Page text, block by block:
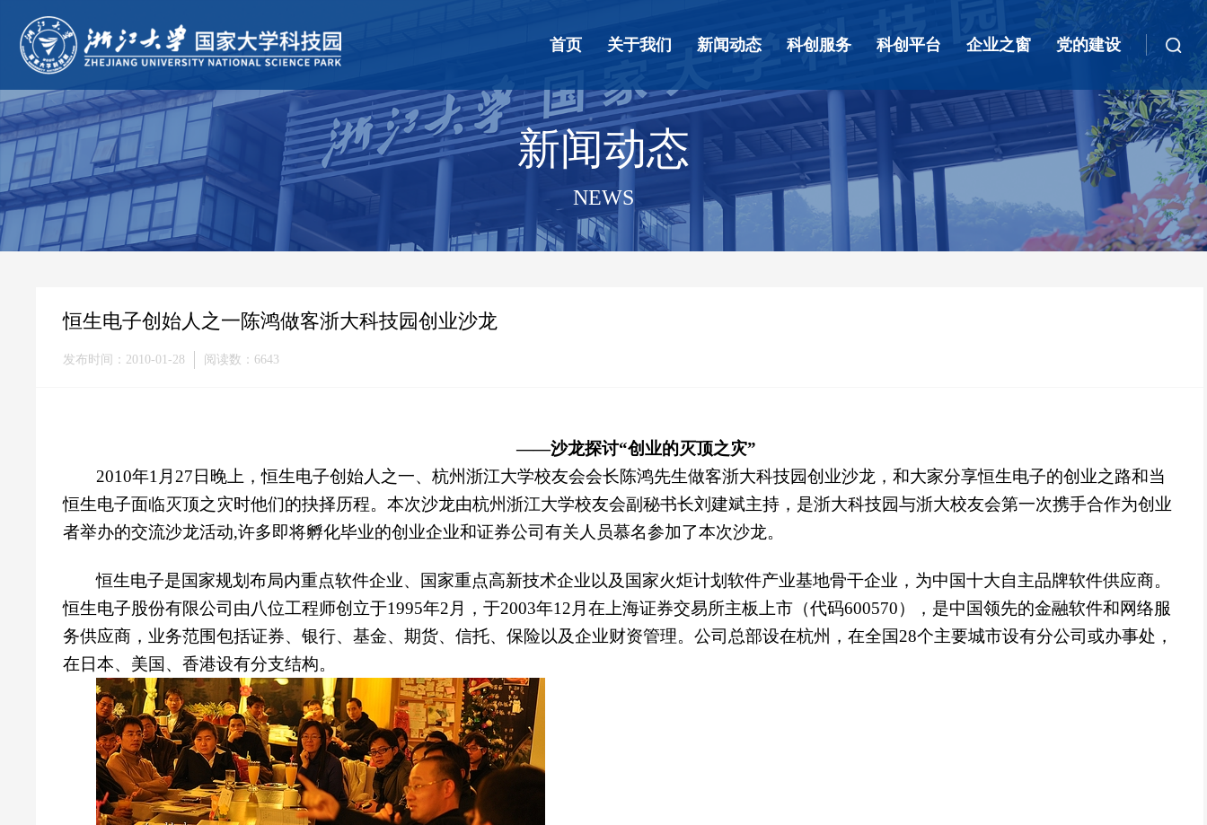
首页 关于我们 新闻动态 科创服务 科创平台 企业之窗 党的建设
新闻动态
NEWS
恒生电子创始人之一陈鸿做客浙大科技园创业沙龙
发布时间：2010-01-28 阅读数：6643
——沙龙探讨“创业的灭顶之灾”
2010年1月27日晚上，恒生电子创始人之一、杭州浙江大学校友会会长陈鸿先生做客浙大科技园创业沙龙，和大家分享恒生电子的创业之路和当
恒生电子面临灭顶之灾时他们的抉择历程。本次沙龙由杭州浙江大学校友会副秘书长刘建斌主持，是浙大科技园与浙大校友会第一次携手合作为创业
者举办的交流沙龙活动,许多即将孵化毕业的创业企业和证券公司有关人员慕名参加了本次沙龙。
恒生电子是国家规划布局内重点软件企业、国家重点高新技术企业以及国家火炬计划软件产业基地骨干企业，为中国十大自主品牌软件供应商。
恒生电子股份有限公司由八位工程师创立于1995年2月，于2003年12月在上海证券交易所主板上市（代码600570），是中国领先的金融软件和网络服
务供应商，业务范围包括证券、银行、基金、期货、信托、保险以及企业财资管理。公司总部设在杭州，在全国28个主要城市设有分公司或办事处，
在日本、美国、香港设有分支结构。